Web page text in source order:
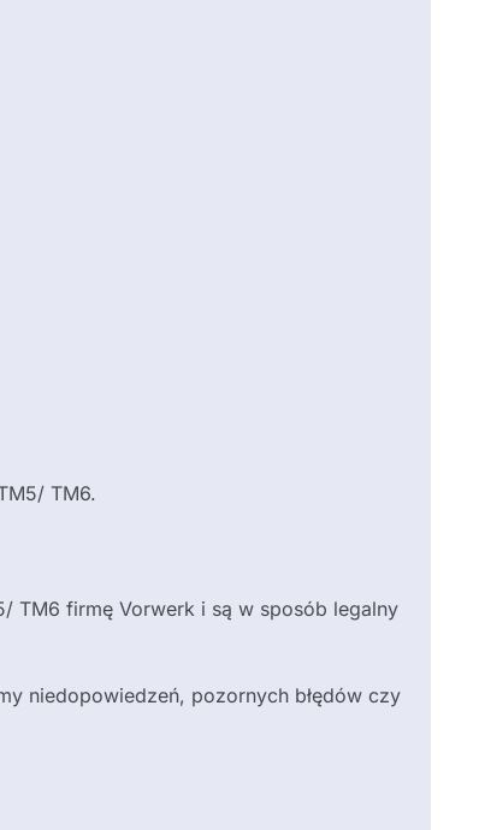
TM6.
TM6 firmę Vorwerk i są w sposób legalny
niedopowiedzeń, pozornych błędów czy